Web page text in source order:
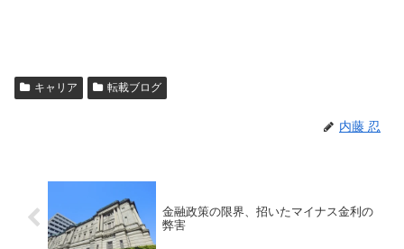
キャリア 転載ブログ
内藤 忍
金融政策の限界、招いたマイナス金利の
弊害